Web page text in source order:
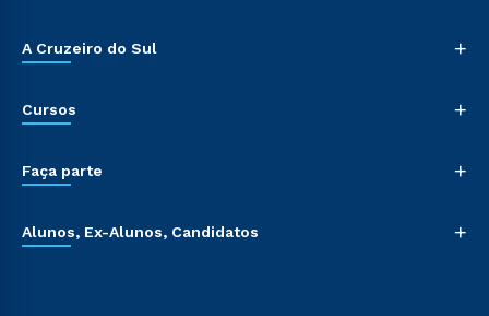
A Cruzeiro do Sul +
Cursos +
Faça parte +
Alunos, Ex-Alunos, Candidatos +